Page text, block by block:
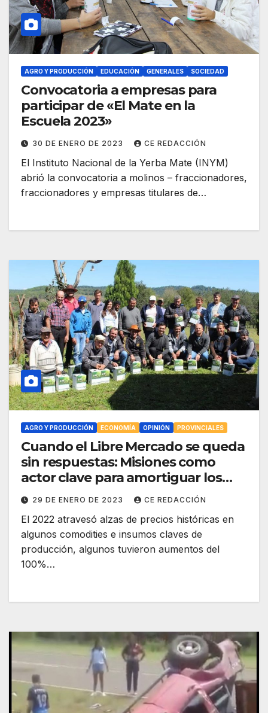
AGRO Y PRODUCCIÓN EDUCACIÓN GENERALES SOCIEDAD
Convocatoria a empresas para
participar de «El Mate en la
Escuela 2023»
30 DE ENERO DE 2023 CE REDACCIÓN
El Instituto Nacional de la Yerba Mate (INYM)
abrió la convocatoria a molinos – fraccionadores,
fraccionadores y empresas titulares de…
AGRO Y PRODUCCIÓN ECONOMÍA OPINIÓN PROVINCIALES
Cuando el Libre Mercado se queda
sin respuestas: Misiones como
actor clave para amortiguar los
costos de producción
29 DE ENERO DE 2023 CE REDACCIÓN
El 2022 atravesó alzas de precios históricas en
algunos comodities e insumos claves de
producción, algunos tuvieron aumentos del
100%…